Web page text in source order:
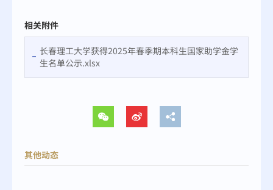
相关附件
长春理工大学获得2025年春季期本科生国家助学金学
生名单公示.xlsx
其他动态